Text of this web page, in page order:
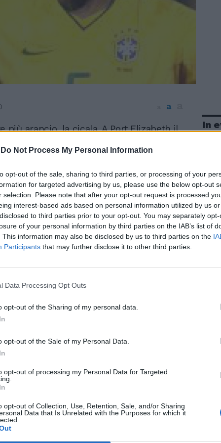
Do Not Process My Personal Information
opt-out of the sale, sharing to third parties, or processing of your
for targeted advertising by us, please use the below opt-out
selection. Please note that after your opt-out request is processed
interest-based ads based on personal information utilized by us
to third parties prior to your opt-out. You may separately
of your personal information by third parties on the IAB’s list of
This information may also be disclosed by us to third parties on the
Participants that may further disclose it to other third parties.
Data Processing Opt Outs
opt-out of the Sharing of my personal data.
opt-out of the Sale of my Personal Data.
opt-out of processing my Personal Data for Targeted
opt-out of Collection, Use, Retention, Sale, and/or Sharing
Data that Is Unrelated with the Purposes for which it
a
più arancio, la cicala. A Port Elizabeth il
limita i danni, il suo inverno
Sneijder, Robben e i fratelli alla
esce a testa bassa, tradito proprio
la cui scelta gli aveva propiziato la
del tifo e della stampa: Felipe Melo,
per mandare in gol Robinho, poi
nefandezze, dall'autogol che ripropone
impone alla gara una secca sterzata,
su Robben che significa rosso in
Lascia dunque la scena la favorita
simili a figuranti di scena, su tutti Kakà
Nel bilancio complessivo, il solo
un voto altissimo. L'Olanda ha sofferto
non vi sarebbe mai rientrato, ma anche
mezz'ora, prima di salire di tono e
mattatore. Ancora decisivo il
Bastos costretto alla sostituzione
evitato un rosso sacrosanto, spunti
fascia destra. E adesso la vecchia
in sottordine dopo avere perduto pezzi
perfino una finale in famiglia: e
volta una squadra europea potrebbe
In
Trump, Meloni e la strategia